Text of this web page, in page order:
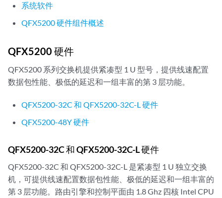
系统软件
QFX5200 硬件组件概述
QFX5200 硬件
QFX5200 系列交换机提供紧凑型 1 U 型号，提供线速配置
数据包性能、极低的延迟和一组丰富的第 3 层功能。
QFX5200-32C 和 QFX5200-32C-L 硬件
QFX5200-48Y 硬件
QFX5200-32C 和 QFX5200-32C-L 硬件
QFX5200-32C 和 QFX5200-32C-L 是紧凑型 1 U 独立交换
机，可提供线速配置数据包性能、极低的延迟和一组丰富的
第 3 层功能。路由引擎和控制平面由 1.8 Ghz 四核 Intel CPU